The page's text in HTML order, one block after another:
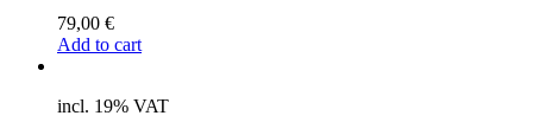
79,00 €
Add to cart
incl. 19% VAT